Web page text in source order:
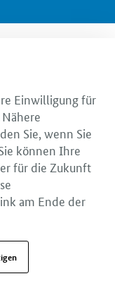
Einwilligung für
Sie, wenn Sie
können Ihre
für die Zukunft
am Ende der